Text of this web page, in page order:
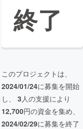
終了
このプロジェクトは、
2024/01/24に募集を開始
し、 3人の支援により
12,700円の資金を集め、
2024/02/29に募集を終了